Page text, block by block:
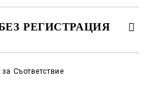
РЕГИСТРАЦИЯ
Съответствие